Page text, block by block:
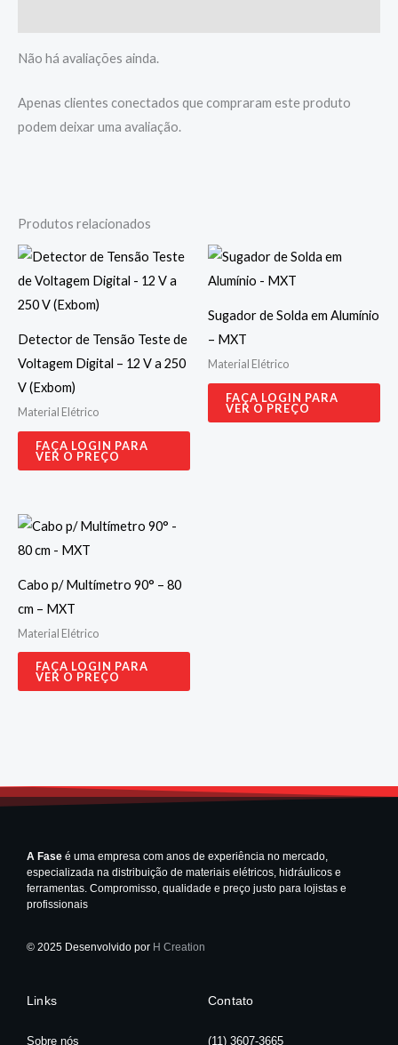
Não há avaliações ainda.
Apenas clientes conectados que compraram este produto
podem deixar uma avaliação.
Produtos relacionados
Detector de Tensão Teste de
Voltagem Digital – 12 V a 250
V (Exbom)
Material Elétrico
FAÇA LOGIN PARA
VER O PREÇO
Sugador de Solda em Alumínio
– MXT
Material Elétrico
FAÇA LOGIN PARA
VER O PREÇO
Cabo p/ Multímetro 90° – 80
cm – MXT
Material Elétrico
FAÇA LOGIN PARA
VER O PREÇO
A Fase é uma empresa com anos de experiência no mercado,
especializada na distribuição de materiais elétricos, hidráulicos e
ferramentas. Compromisso, qualidade e preço justo para lojistas e
profissionais
© 2025 Desenvolvido por H Creation
Links
Sobre nós
Contato
(11) 3607-3665